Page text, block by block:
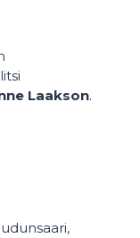
Laakson.